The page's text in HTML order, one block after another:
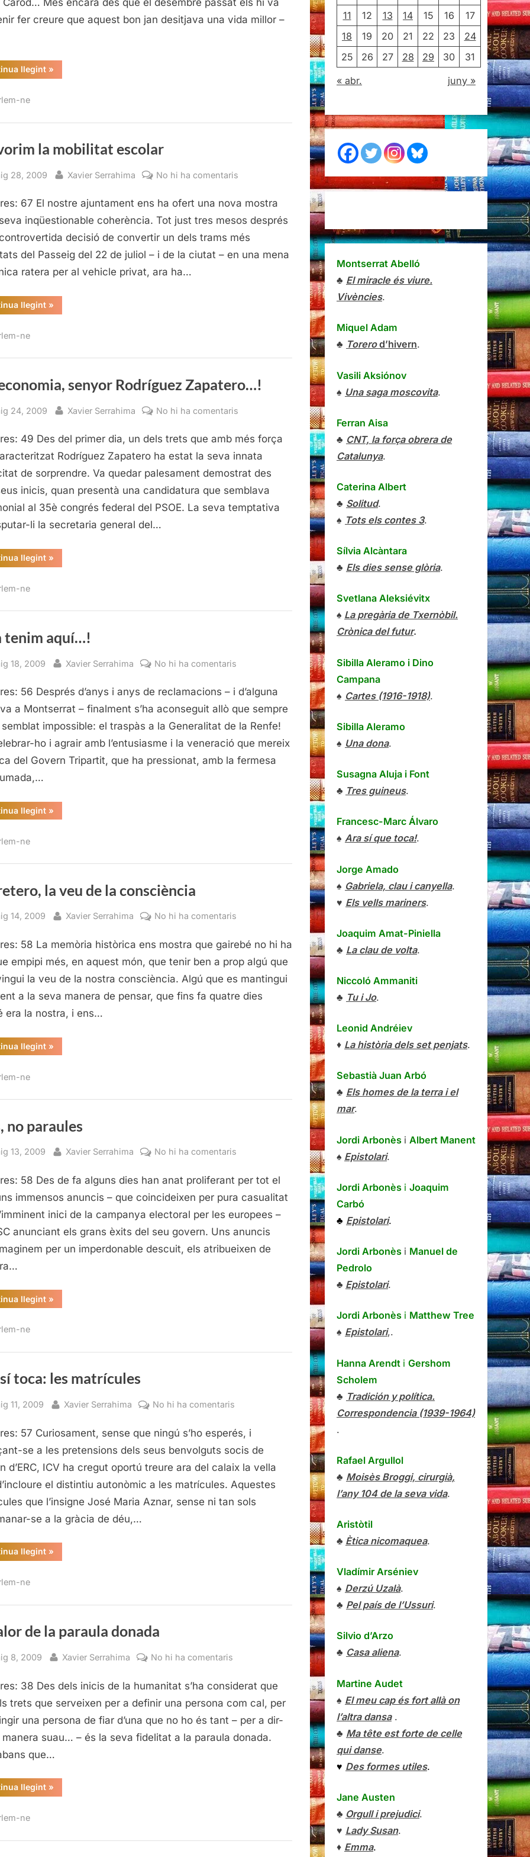
fer creure que aquest bon jan desitjava una vida millor –
llegint“Montilla,
sense
»
ne
la mobilitat escolar
28, 2009 By
Xavier Serrahima No hi ha comentaris
la
mobilitat
escolar
67 El nostre ajuntament ens ha ofert una nova mostra
inqüestionable coherència. Tot just tres mesos després
decisió de convertir un dels trams més
del Passeig del 22 de juliol – i de la ciutat – en una mena
ratera per al vehicle privat, ara ha…
llegint“Afavorim
la
»
ne
senyor Rodríguez Zapatero…!
24, 2009 By
Xavier Serrahima No hi ha comentaris
l’economia,
senyor
Rodríguez
Zapatero…!
49 Des del primer dia, un dels trets que amb més força
Rodríguez Zapatero ha estat la seva innata
de sorprendre. Va quedar palesament demostrat des
inicis, quan presentà una candidatura que semblava
al 35è congrés federal del PSOE. La seva temptativa
li la secretaria general del…
llegint“És
l’economia,
»
ne
tenim aquí…!
18, 2009 By
Xavier Serrahima No hi ha comentaris
la
tenim
aquí…!
56 Després d’anys i anys de reclamacions – i d’alguna
a Montserrat – finalment s’ha aconseguit allò que sempre
impossible: el traspàs a la Generalitat de la Renfe!
ho i agrair amb l’entusiasme i la veneració que mereix
del Govern Tripartit, que ha pressionat, amb la fermesa
llegint“Ja
la
»
ne
la veu de la consciència
14, 2009 By
Xavier Serrahima No hi ha comentaris
la
veu
de
58 La memòria històrica ens mostra que gairebé no hi ha
empipi més, en aquest món, que tenir ben a prop algú que
la veu de la nostra consciència. Algú que es mantingui
a la seva manera de pensar, que fins fa quatre dies
era la nostra, i ens…
llegint“Carretero,
la
»
ne
no paraules
13, 2009 By
Xavier Serrahima No hi ha comentaris
no
paraules
58 Des de fa alguns dies han anat proliferant per tot el
immensos anuncis – que coincideixen per pura casualitat
inici de la campanya electoral per les europees –
anunciant els grans èxits del seu govern. Uns anuncis
per un imperdonable descuit, els atribueixen de
llegint“Fets,
no
»
ne
toca: les matrícules
11, 2009 By
Xavier Serrahima No hi ha comentaris
sí
toca:
les
57 Curiosament, sense que ningú s’ho esperés, i
se a les pretensions dels seus benvolguts socis de
d’ERC, ICV ha cregut oportú treure ara del calaix la vella
el distintiu autonòmic a les matrícules. Aquestes
que l’insigne José Maria Aznar, sense ni tan sols
se a la gràcia de déu,…
llegint“Ara
sí
»
ne
de la paraula donada
8, 2009 By
Xavier Serrahima No hi ha comentaris
valor
de
38 Des dels inicis de la humanitat s’ha considerat que
trets que serveixen per a definir una persona com cal, per
una persona de fiar d’una que no ho és tant – per a dir-
manera suau… – és la seva fidelitat a la paraula donada.
que…
llegint“El
valor
»
ne
11
12 13 14 15 16
17
18
19 20 21 22 23
24
25
26 27 28 29 30 31
« abr. juny »
Montserrat Abelló
♣ El miracle és viure.
Vivències.
Miquel Adam
♣ Torerod’hivern.
Vasili Aksiónov
♠ Una saga moscovita.
Ferran Aisa
♣ CNT, la força obrera de
Catalunya.
Caterina Albert
♣ Solitud.
♠ Tots els contes 3.
Sílvia Alcàntara
♣ Els dies sense glòria.
Svetlana Aleksiévitx
♠ La pregària de Txernòbil.
Crònica del futur.
Sibilla Aleramo i Dino
Campana
♠ Cartes (1916-1918).
Sibilla Aleramo
♠ Una dona.
Susagna Aluja i Font
♣ Tres guineus.
Francesc-Marc Álvaro
♠ Ara sí que toca!.
Jorge Amado
♠ Gabriela, clau i canyella.
♥ Els vells mariners.
Joaquim Amat-Piniella
♣ La clau de volta.
Niccoló Ammaniti
♣ Tu i Jo.
Leonid Andréiev
♦ La història dels set penjats.
Sebastià Juan Arbó
♣ Els homes de la terra i el
mar.
Jordi Arbonès i Albert Manent
♠ Epistolari.
Jordi Arbonès i Joaquim
Carbó
♣ Epistolari.
Jordi Arbonès i Manuel de
Pedrolo
♣ Epistolari.
Jordi Arbonès i Matthew Tree
♠ Epistolari,.
Hanna Arendt i Gershom
Scholem
♣ Tradición y política.
Correspondencia (1939-1964)
.
Rafael Argullol
♣ Moisès Broggi, cirurgià,
l’any 104 de la seva vida.
Aristòtil
♣ Ètica nicomaquea.
Vladímir Arséniev
♠ Derzú Uzalà.
♣ Pel país de l’Ussuri.
Silvio d’Arzo
♣ Casa aliena.
Martine Audet
♠ El meu cap és fort allà on
l’altra dansa.
♣ Ma tête est forte de celle
qui danse.
♥ Des formes utiles.
Jane Austen
♣ Orgull i prejudici.
♥ Lady Susan.
♦ Emma.